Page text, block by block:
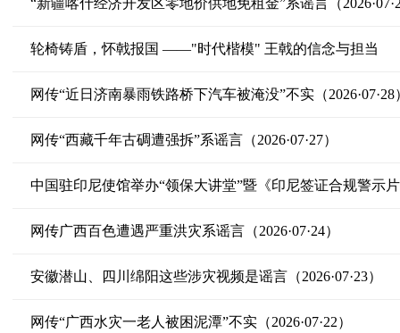
“新疆喀什经济开发区零地价供地免租金”系谣言（
轮椅铸盾，怀戟报国 ——"时代楷模" 王戟的信念与担当
网传“近日济南暴雨铁路桥下汽车被淹没”不实（2026·07·28
网传“西藏千年古碉遭强拆”系谣言（2026·07·27）
中国驻印尼使馆举办“领保大讲堂”暨《印尼签证合规警示
网传广西百色遭遇严重洪灾系谣言（2026·07·24）
安徽潜山、四川绵阳这些涉灾视频是谣言（2026·07·23）
网传“广西水灾一老人被困泥潭”不实（2026·07·22）